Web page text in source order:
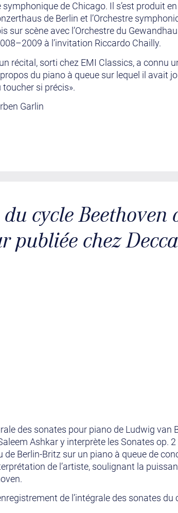
symphonique de Chicago. Il s’est produit
de Berlin et l’Orchestre
sur scène avec l’Orchestre du
à l’invitation Riccardo Chailly.
récital, sorti chez EMI Classics, a connu
du piano à queue sur lequel il avait
si précis».
Garlin
cycle Beethoven
publiée chez Decca
des sonates pour piano de Ludwig van
Ashkar y interprète les Sonates op. 2
Berlin-Britz sur un piano à queue de
de l’artiste, soulignant la
de l’intégrale des sonates du